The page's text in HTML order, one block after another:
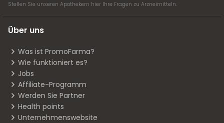
Stellen Sie unseren Apothekern hier Ihre Fragen zu Arzneimitteln.
Über uns
Was ist PromoFarma?
Wie funktioniert es?
Jobs
Affiliate-Programm
Werden Sie Partner
Health points
Unternehmenswebsite